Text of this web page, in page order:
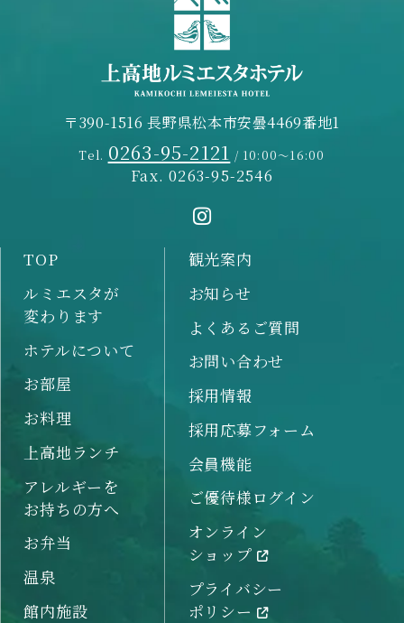
〒390-1516 長野県松本市安曇4469番地1
Tel. 0263-95-2121 / 10:00～16:00
Fax. 0263-95-2546
TOP
ルミエスタが
変わります
ホテルについて
お部屋
お料理
上高地ランチ
アレルギーを
お持ちの方へ
お弁当
温泉
館内施設
観光案内
お知らせ
よくあるご質問
お問い合わせ
採用情報
採用応募フォーム
会員機能
ご優待様ログイン
オンライン
ショップ
プライバシー
ポリシー